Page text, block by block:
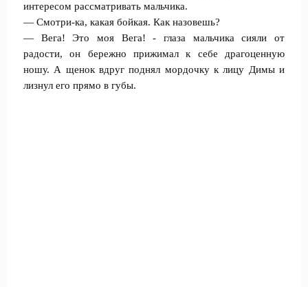
интересом рассматривать мальчика.
— Смотри-ка, какая бойкая. Как назовешь?
— Вега! Это моя Вега! - глаза мальчика сияли от
радости, он бережно прижимал к себе драгоценную
ношу. А щенок вдруг поднял мордочку к лицу Димы и
лизнул его прямо в губы.